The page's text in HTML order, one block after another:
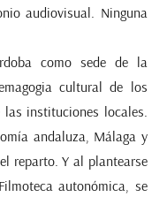
audiovisual. Ninguna
como sede de la
cultural de los
instituciones locales.
andaluza, Málaga y
reparto. Y al plantearse
autonómica, se